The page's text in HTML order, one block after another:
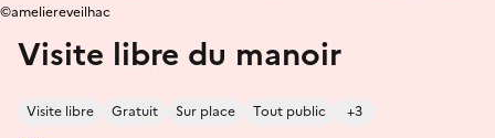
Visite libre du manoir
Visite libre Gratuit Sur place Tout public +3
©ameliereveilhac